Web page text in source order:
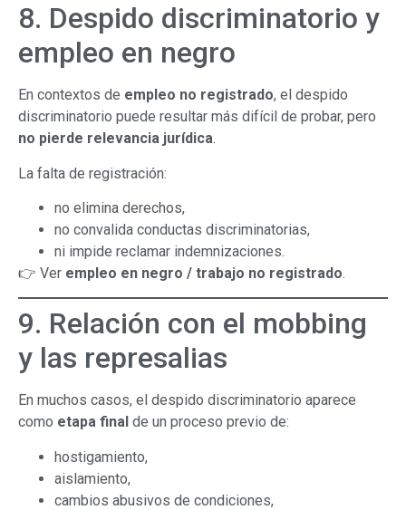
8. Despido discriminatorio y
empleo en negro
En contextos de empleo no registrado, el despido
discriminatorio puede resultar más difícil de probar, pero
no pierde relevancia jurídica.
La falta de registración:
no elimina derechos,
no convalida conductas discriminatorias,
ni impide reclamar indemnizaciones.
👉 Ver empleo en negro / trabajo no registrado.
9. Relación con el mobbing
y las represalias
En muchos casos, el despido discriminatorio aparece
como etapa final de un proceso previo de:
hostigamiento,
aislamiento,
cambios abusivos de condiciones,